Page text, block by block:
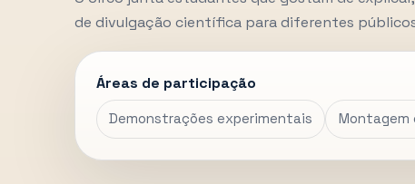
de divulgação científica para diferentes
Áreas de participação
Demonstrações experimentais Montagem